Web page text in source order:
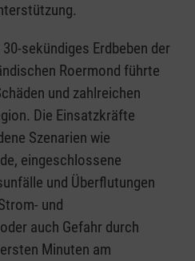
sekündiges Erdbeben der
Roermond führte
und zahlreichen
Die Einsatzkräfte
Szenarien wie
eingeschlossene
und Überflutungen
und
auch Gefahr durch
Minuten am